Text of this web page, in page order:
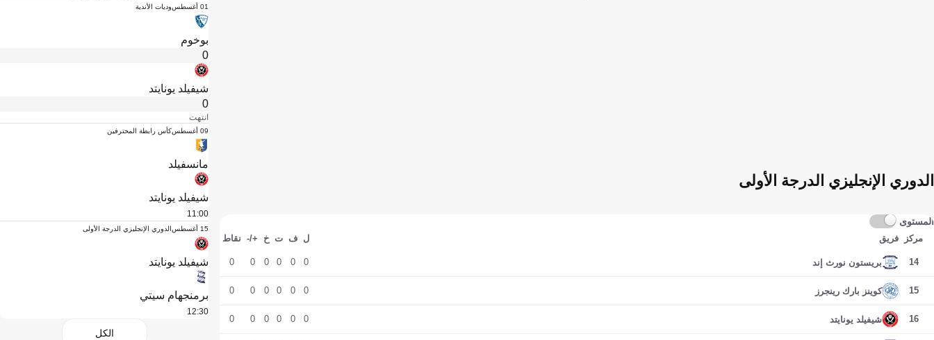
الدوري الإنجليزي الدرجة الأولى
المستوى
مركز فريق ل ف ت خ +/- نقاط
14 بريستون نورث إند 0
0
0
0
0
0
15 كوينز بارك رينجرز 0
0
0
0
0
0
16 شيفيلد يونايتد 0
0
0
0
0
0
01 أغسطس وديات الأندية
بوخوم
0
شيفيلد يونايتد
0
انتهت
09 أغسطس كأس رابطة المحترفين
مانسفيلد
شيفيلد يونايتد
11:00
15 أغسطس الدوري الإنجليزي الدرجة الأولى
شيفيلد يونايتد
برمنجهام سيتي
12:30
الكل